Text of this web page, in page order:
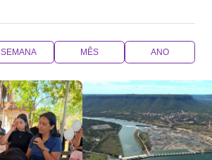
SEMANA MÊS ANO